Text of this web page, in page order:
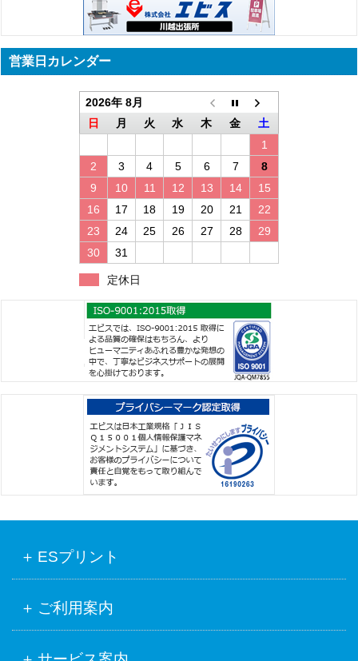
営業日カレンダー
2026年 8月
日
月 火 水 木 金
土
1
2
3 4 5 6 7
8
9
10 11 12 13 14
15
16
17 18 19 20 21
22
23
24 25 26 27 28
29
30
31
定休日
ESプリント
ご利用案内